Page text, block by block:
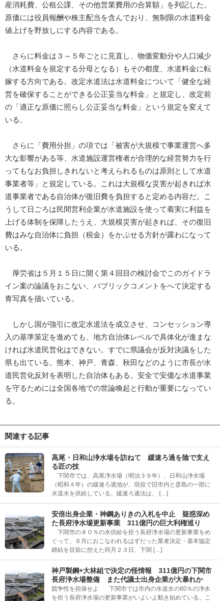
産消耗費、公租公課、その他営業費用の合算額」を列記した。
原価には役員報酬や株主配当を含んでおり、無制限の水道料金
値上げを野放しにする内容である。
さらに料金は３～５年ごとに見直し、物価変動分や人口減少
（水道料金を規定する分母となる）もその都度、水道料金に転
嫁する方向である。改定水道法は水道料金について「健全な経
営を確保することができる公正妥当な料金」と規定し、改定前
の「適正な原価に照らし公正妥当な料金」という規定を変えて
いる。
さらに「費用分担」の項では「被害が大規模で事業運営へ多
大な影響がある等、水道施設運営権者が合理的な経営努力を行
ってもなお負担しきれないと考えられるものは原則として水道
事業者等」と規定している。これは大規模な災害が起きれば水
道事業者である自治体が復旧費を負担すると定める内容だ。こ
うして日ごろは民間営利企業が水道施設を使って着実に利益を
上げる体制を保障したうえ、大規模災害が起きれば、その復旧
費はみな自治体に負担（税金）をかぶせる方針が露わになって
いる。
厚労省は５月１５日に開く第４回目の検討会でこのガイドラ
イン案の論議をおこない、パブリックコメントをへて決定する
青写真を描いている。
しかし国が強引に改定水道法を成立させ、コンセッション導
入の基準策定を進めても、地方自治体レベルで具体化が進まな
ければ水道民営化はできない。すでに県議会が反対決議をした
県も出ている。熊本、神戸、青森、秋田などのように市長が水
道民営化反対を表明した自治体もある。安全で安価な水道事業
を守るためには全国各地での世論喚起と行動が重要になってい
る。
関連する記事
高尾・日和山浄水場を訪ねて 緩速ろ過を陰で支え
る匠の技
下関市では、高尾浄水場（明治３９年）、日和山浄水場
（昭和４年）の緩速ろ過池が、現役で旧市内と彦島の一部に
水道水を供給している。緩速ろ過法は、 […]
安倍出身企業・神鋼ありきの入札を中止 疑惑深め
た長府浄水場更新事業 311億円の巨大利権巡り
下関市の８０％の水供給を担う長府浄水場の更新事業をめ
ぐって、６月におこなわれるはずだった業者決定・基本協定
締結を目前に控えた同月２３日、下関 […]
神戸製鋼+大林組で決定の怪情報 311億円の下関市
長府浄水場整備 また代議士出身企業が大暴れか
競争性を担保せよ 下関市では市内の水道水の80％の浄水
を担う長府浄水場の更新事業がいよいよ動き始めている。こ